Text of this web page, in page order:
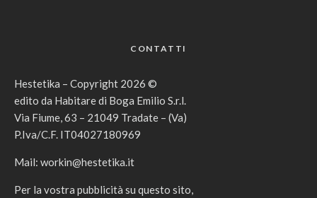
CONTATTI
Hestetika – Copyright 2026 ©
edito da Habitare di Boga Emilio S.r.l.
Via Fiume, 63 – 21049 Tradate – (Va)
P.Iva/C.F. IT04027180969
Mail: workin@hestetika.it
Per la vostra pubblicità su questo sito,